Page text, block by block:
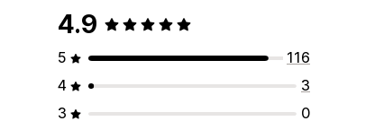
4.9
5
116
4
3
3
0